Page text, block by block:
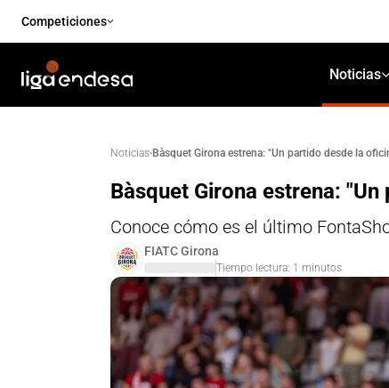
Competiciones
Noticias
Noticias·Bàsquet Girona estrena: "Un partido desde la
Bàsquet Girona estrena:
Conoce cómo es el último
FIATC Girona
Tiempo lectura: 1 minutos